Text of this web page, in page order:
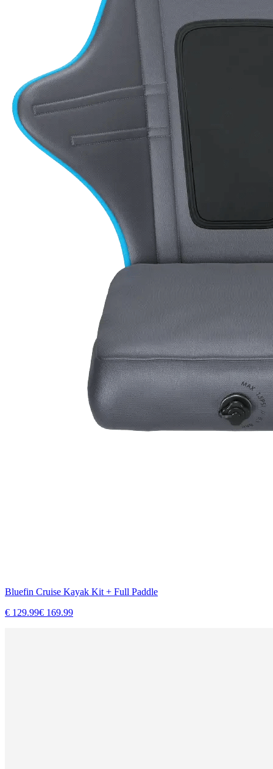
Bluefin Cruise Kayak Kit + Full Paddle
€ 129.99€ 169.99